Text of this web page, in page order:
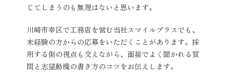
じてしまうのも無理はないと思います。
川崎市幸区で工務店を営む当社スマイルプラスでも、
未経験の方からの応募をいただくことがあります。採
用する側の視点も交えながら、面接でよく聞かれる質
問と志望動機の書き方のコツをお伝えします。